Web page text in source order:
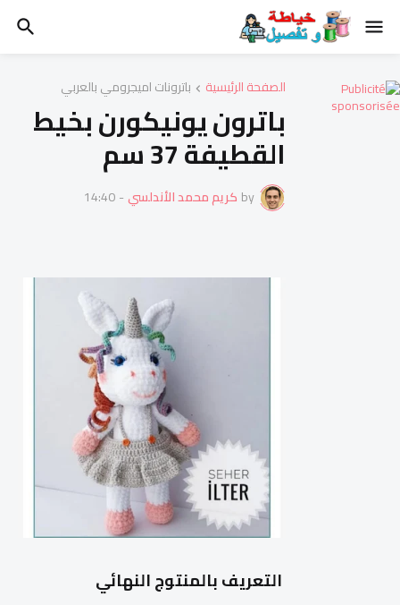
الصفحة الرئيسية باترونات اميجرومي بالعربي
باترون يونيكورن بخيط
القطيفة 37 سم
by كريم محمد الأندلسي -
14:40
التعريف بالمنتوج النهائي